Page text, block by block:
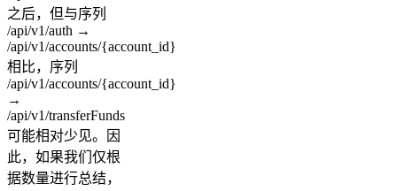
之后，但与序列
/api/v1/auth →
/api/v1/accounts/{account_id}
相比，序列
/api/v1/accounts/{account_id}
→
/api/v1/transferFunds
可能相对少见。因
此，如果我们仅根
据数量进行总结，